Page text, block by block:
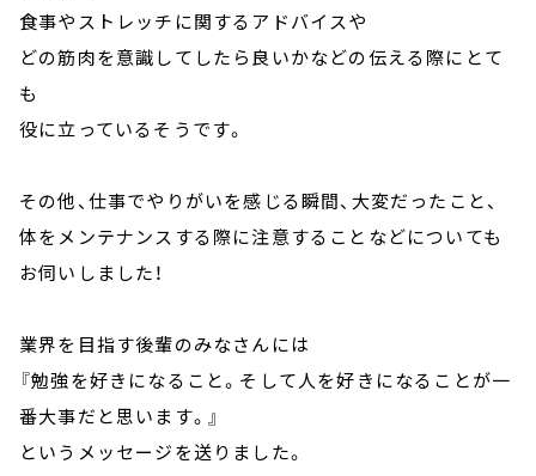
食事やストレッチに関するアドバイスや
どの筋肉を意識してしたら良いかなどの伝える際にとて
も
役に立っているそうです。
その他、仕事でやりがいを感じる瞬間、大変だったこと、
体をメンテナンスする際に注意することなどについても
お伺いしました！
業界を目指す後輩のみなさんには
『勉強を好きになること。そして人を好きになることが一
番大事だと思います。』
というメッセージを送りました。